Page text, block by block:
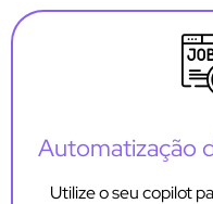
Automatização
Utilize o seu copilot